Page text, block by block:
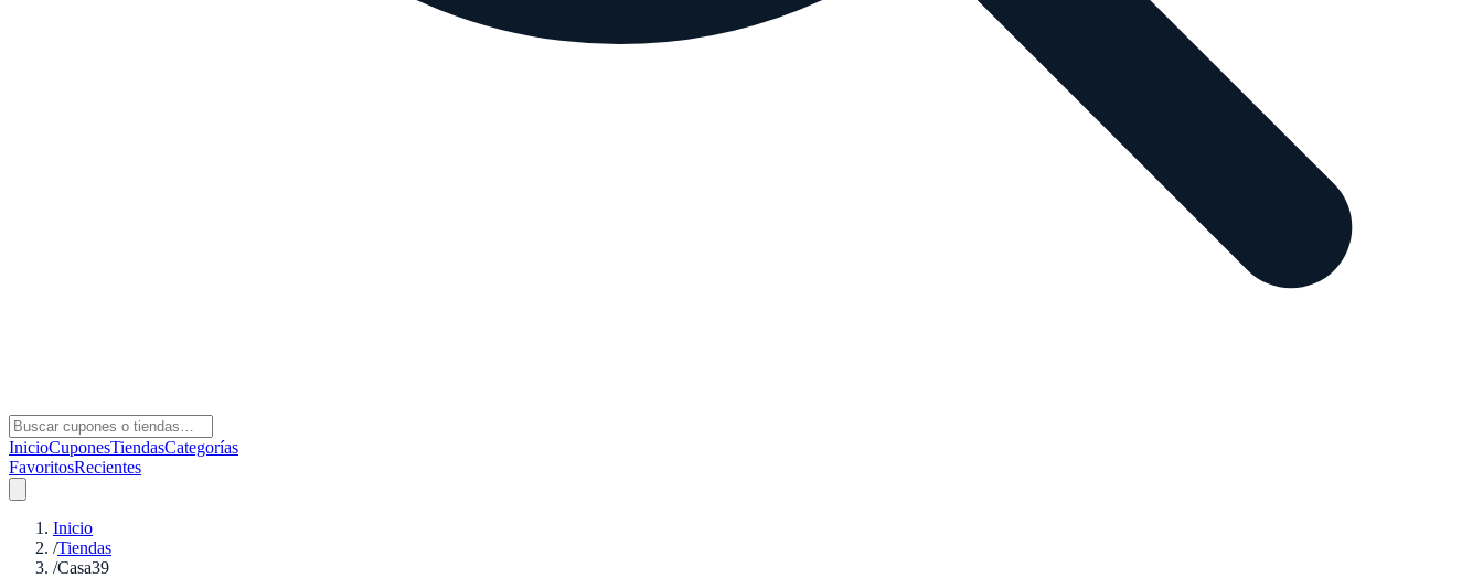
InicioCuponesTiendasCategorías
FavoritosRecientes
Inicio
/Tiendas
/Casa39